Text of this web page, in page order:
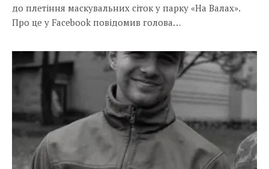
до плетіння маскувальних сіток у парку «На Валах».
Про це у Facebook повідомив голова…